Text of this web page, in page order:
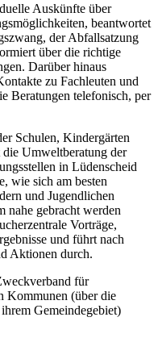
Auskünfte über
beantwortet
der Abfallsatzung
über die richtige
Darüber hinaus
zu Fachleuten und
Beratungen telefonisch, per
Schulen, Kindergärten
Umweltberatung der
in Lüdenscheid
wie sich am besten
und Jugendlichen
nahe gebracht werden
Vorträge,
und führt nach
Aktionen durch.
für
Kommunen (über die
Gemeindegebiet)